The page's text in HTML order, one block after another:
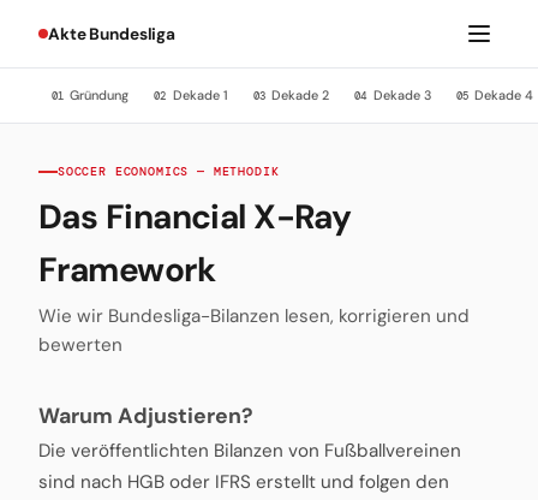
Akte Bundesliga
01 Gründung 02 Dekade 1 03 Dekade 2 04 Dekade 3 05 Dekade 4
SOCCER ECONOMICS — METHODIK
Das Financial X-Ray
Framework
Wie wir Bundesliga-Bilanzen lesen, korrigieren und
bewerten
Warum Adjustieren?
Die veröffentlichten Bilanzen von Fußballvereinen
sind nach HGB oder IFRS erstellt und folgen den